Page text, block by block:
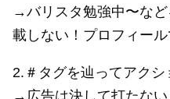
→バリスタ勉強中〜な
載しない！プロフィー
2.＃タグを辿ってアクシ
→広告は決して打たな